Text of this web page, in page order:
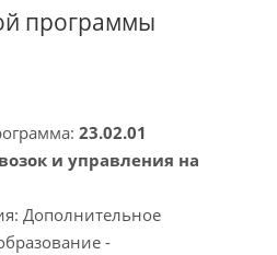
программы
23.02.01
и управления на
Дополнительное
-